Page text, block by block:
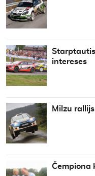
intereses
Milzu
Čempiona